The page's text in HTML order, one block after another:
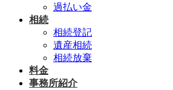
過払い金
相続
相続登記
遺産相続
相続放棄
料金
事務所紹介